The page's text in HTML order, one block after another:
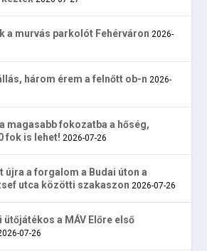
a murvás parkolót Fehérváron 2026-
három érem a felnőtt ob-n 2026-
magasabb fokozatba a hőség,
fok is lehet! 2026-07-26
újra a forgalom a Budai úton a
utca közötti szakaszon 2026-07-26
ütőjátékos a MÁV Előre első
07-26